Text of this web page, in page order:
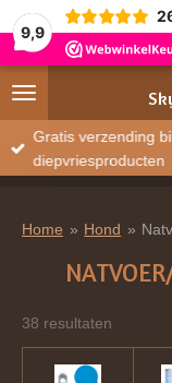
9,9
Gratis verzending
diepvriesproducten
Home » Hond »
38 resultaten